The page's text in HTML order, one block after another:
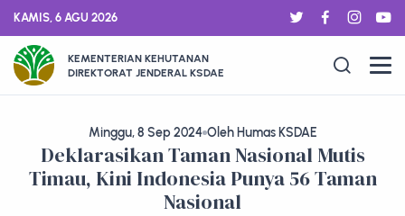
KAMIS, 6 AGU 2026
KEMENTERIAN KEHUTANAN
DIREKTORAT JENDERAL KSDAE
Minggu, 8 Sep 2024 Oleh Humas KSDAE
Deklarasikan Taman Nasional Mutis
Timau, Kini Indonesia Punya 56 Taman
Nasional